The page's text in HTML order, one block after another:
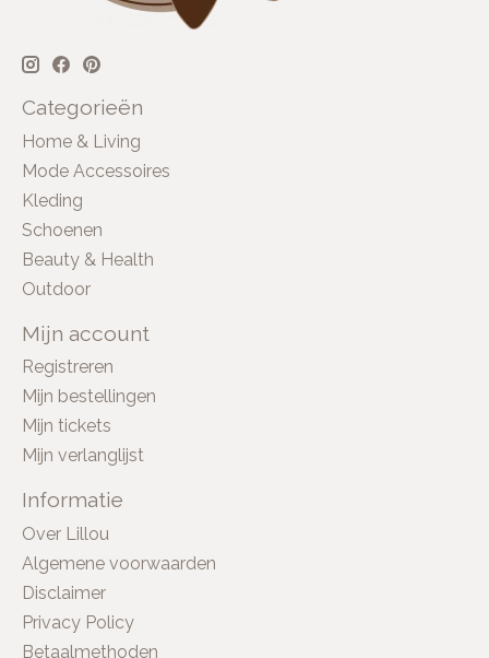
Categorieën
Home & Living
Mode Accessoires
Kleding
Schoenen
Beauty & Health
Outdoor
Mijn account
Registreren
Mijn bestellingen
Mijn tickets
Mijn verlanglijst
Informatie
Over Lillou
Algemene voorwaarden
Disclaimer
Privacy Policy
Betaalmethoden